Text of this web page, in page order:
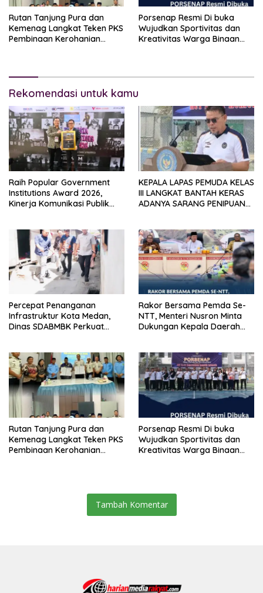
Rutan Tanjung Pura dan
Kemenag Langkat Teken PKS
Pembinaan Kerohanian
Porsenap Resmi Di buka
Wujudkan Sportivitas dan
Kreativitas Warga Binaan
Rekomendasi untuk kamu
Raih Popular Government
Institutions Award 2026,
Kinerja Komunikasi Publik
KEPALA LAPAS PEMUDA KELAS
III LANGKAT BANTAH KERAS
ADANYA SARANG PENIPUAN
PENJUALAN EMAS
Percepat Penanganan
Infrastruktur Kota Medan,
Dinas SDABMBK Perkuat
Rakor Bersama Pemda Se-
NTT, Menteri Nusron Minta
Dukungan Kepala Daerah
Rutan Tanjung Pura dan
Kemenag Langkat Teken PKS
Pembinaan Kerohanian
Porsenap Resmi Di buka
Wujudkan Sportivitas dan
Kreativitas Warga Binaan
Tambah Komentar